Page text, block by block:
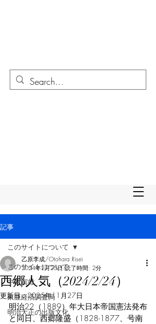
記事
このサイトについて
中西寅雄
東亜経済調査局
明治大正の出版文化
このサイトについて
西郷人気（2024/2/24）
乙原李成/Otohara Risei
2024年2月23日 読了時間: 2分
更新日：2025年11月27日
明治22（1889）年大日本帝国憲法発布
と同日、西郷隆盛（1828-1877、号南